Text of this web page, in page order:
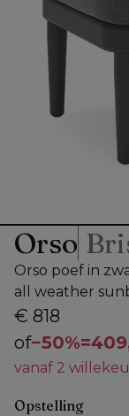
Orso
Orso poef in
all weather
€ 818
of−50%=
vanaf 2
Opstelling